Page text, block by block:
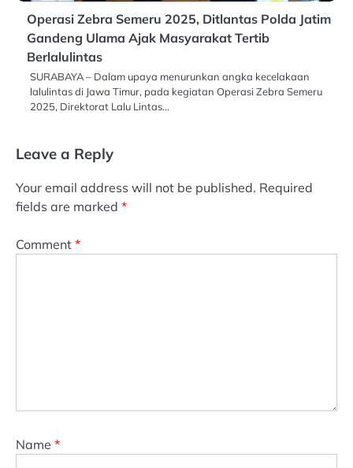
Operasi Zebra Semeru 2025, Ditlantas Polda Jatim
Gandeng Ulama Ajak Masyarakat Tertib
Berlalulintas
SURABAYA – Dalam upaya menurunkan angka kecelakaan
lalulintas di Jawa Timur, pada kegiatan Operasi Zebra Semeru
2025, Direktorat Lalu Lintas…
Leave a Reply
Your email address will not be published. Required
fields are marked *
Comment *
Name *